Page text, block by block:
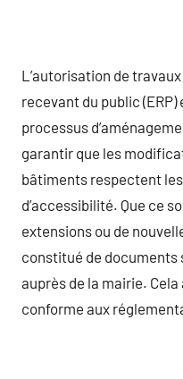
L’autorisation de
recevant du public
processus
garantir que les
bâtiments respectent
d’accessibilité. Que ce
extensions ou de
constitué de documents
auprès de la mairie.
conforme aux